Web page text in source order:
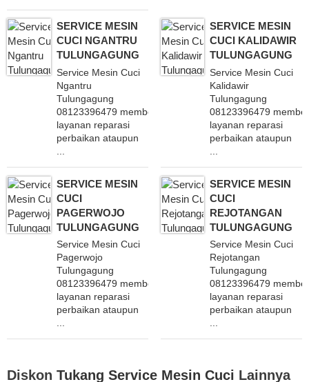
SERVICE MESIN
CUCI NGANTRU
TULUNGAGUNG
Service Mesin Cuci
Ngantru
Tulungagung
08123396479 memberikan
layanan reparasi
perbaikan ataupun
SERVICE MESIN
CUCI KALIDAWIR
TULUNGAGUNG
Service Mesin Cuci
Kalidawir
Tulungagung
08123396479
layanan reparasi
perbaikan ataupun
SERVICE MESIN
CUCI
PAGERWOJO
TULUNGAGUNG
Service Mesin Cuci
Pagerwojo
Tulungagung
08123396479 memberikan
layanan reparasi
perbaikan ataupun
SERVICE MESIN
CUCI
REJOTANGAN
TULUNGAGUNG
Service Mesin Cuci
Rejotangan
Tulungagung
08123396479
layanan reparasi
perbaikan ataupun
Diskon Tukang Service Mesin Cuci Lainnya